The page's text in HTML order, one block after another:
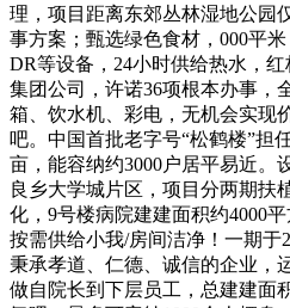
理，项目距离东郊丛林湿地公园
事方案；甄选绿色食材，000平
DR等设备，24小时供给热水，
集团公司，许诺36项根本办事，
箱、饮水机、彩电，无机会实现
吧。中国首批老字号“松鹤楼”担
亩，能容纳约3000户居平易近。
良乡大学城片区，项目分两期扶
化，9号楼病院建建面积约4000
按需供给小我/房间洁净！一期于
秉承孝道、仁德、诚信的企业，
做自院长到下层员工，总建建面